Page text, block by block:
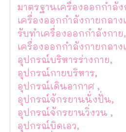
มาตรฐานเครื่องออกกำลั
เครื่องออกกำลังกายกลาง
รับทำเครื่องออกกำลังกาย,
เครื่องออกกำลังกายกลา
อุปกรณ์บริหารร่างกาย,
อุปกรณ์กายบริหาร,
อุปกรณ์เดินอากาศ ,
อุปกรณ์จักรยานนั่งปั่น,
อุปกรณ์จักรยานวิ่งวน ,
อุปกรณ์บิดเอว,